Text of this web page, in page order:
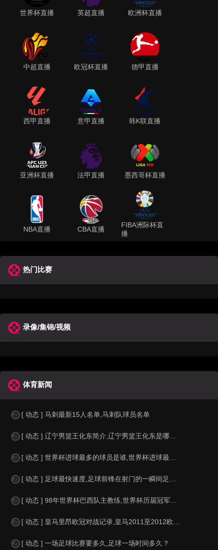
世界杯直播 英超直播 欧洲杯直播
中超直播 欧冠杯直播 德甲直播
西甲直播 意甲直播 韩K联直播
亚洲杯直播 法甲直播 墨西哥杯直播
NBA直播 CBA直播
FIBA洲际杯直
播
热门比赛
录像/集锦/视频
体育新闻
[ 动态 ] 马刺最新15人名单,马刺队球员名单
[ 动态 ] 辽宁男篮王化东简介,辽宁男篮王化东是哪里人？
[ 动态 ] 世界杯进球最多的球员是谁,世界杯进球最多的球员是谁？
[ 动态 ] 足球最快速度,足球前锋在射门的一瞬间足球的速度有多快？？
[ 动态 ] 98年世界杯巴西队主教练,世界杯历届冠军球队教练
[ 动态 ] 皇马里昂欧冠对战记录,皇马2011至2012欧冠赛程&nbs
[ 动态 ] 一场足球比赛要多久,足球一场时间多久？